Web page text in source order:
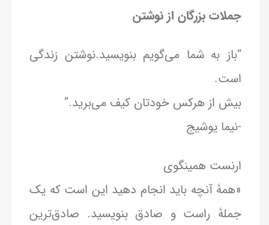
جملات بزرگان از نوشتن
“باز به شما می‌گویم بنویسید.نوشتن زندگی
است.
بیش از هرکس خودتان کیف می‌برید.”
-نیما یوشیج
ارنست همینگوی
«همهٔ آنچه باید انجام دهید این است که یک
جملهٔ راست و صادق بنویسید. صادق‌ترین